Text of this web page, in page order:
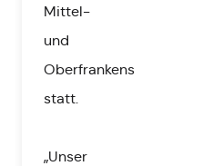
Mittel-
und
Oberfrankens
statt.
„Unser